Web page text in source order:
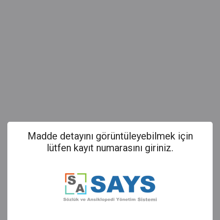
Madde detayını görüntüleyebilmek için
lütfen kayıt numarasını giriniz.